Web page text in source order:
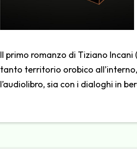
Il primo romanzo di Tiziano
tanto territorio orobico all’interno,
l’audiolibro, sia con i dialoghi in